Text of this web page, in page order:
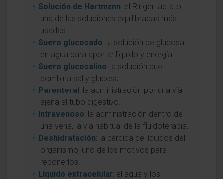
Solución de Hartmann: el Ringer lactato,
una de las soluciones equilibradas más
usadas.
Suero glucosado: la solución de glucosa
en agua para aportar líquido y energía.
Suero glucosalino: la solución que
combina sal y glucosa.
Parenteral: la administración por una vía
ajena al tubo digestivo.
Intravenoso: la administración dentro de
una vena, la vía habitual de la fluidoterapia.
Deshidratación: la pérdida de líquidos del
organismo, uno de los motivos para
reponerlos.
Líquido extracelular: el agua y los